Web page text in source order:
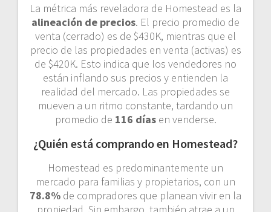
La métrica más reveladora de Homestead es la
alineación de precios. El precio promedio de
venta (cerrado) es de $430K, mientras que el
precio de las propiedades en venta (activas) es
de $420K. Esto indica que los vendedores no
están inflando sus precios y entienden la
realidad del mercado. Las propiedades se
mueven a un ritmo constante, tardando un
promedio de 116 díasen venderse.
¿Quién está comprando en Homestead?
Homestead es predominantemente un
mercado para familias y propietarios, con un
78.8% de compradores que planean vivir en la
propiedad. Sin embargo, también atrae a un